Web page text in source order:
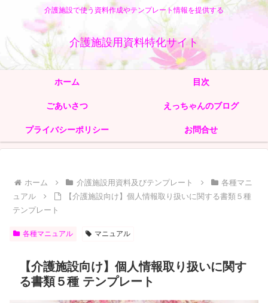
介護施設で使う資料作成やテンプレート情報を提供する
介護施設用資料特化サイト
ホーム 目次
ごあいさつ えっちゃんのブログ
プライバシーポリシー お問合せ
ホーム 介護施設用資料及びテンプレート
各種マニ
ュアル
【介護施設向け】個人情報取り扱いに関する書類５種
テンプレート
各種マニュアル マニュアル
【介護施設向け】個人情報取り扱いに関す
る書類５種 テンプレート